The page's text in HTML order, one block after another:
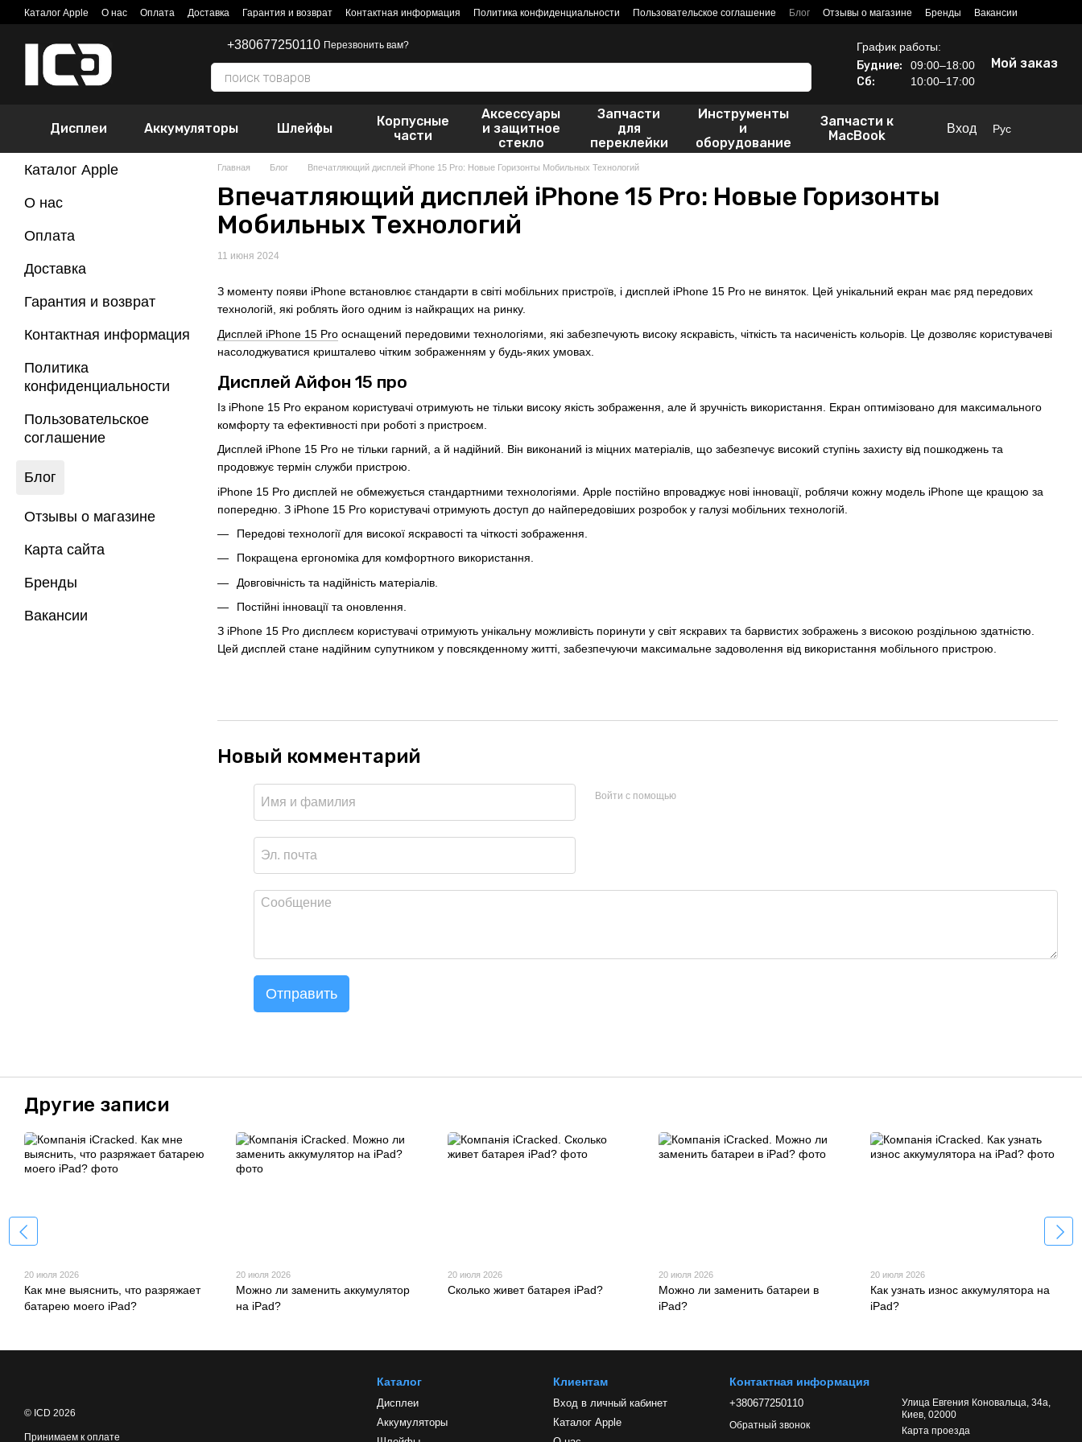
Перейти к основному контенту
Каталог Apple О нас Оплата Доставка Гарантия и возврат Контактная информация Политика конфиденциальности Пользовательское соглашение Блог Отзывы о магазине Бренды Вакансии
+380677250110 Перезвонить вам? График работы:
Будние: 09:00–18:00
Сб: 10:00–17:00
Мой заказ
Дисплеи Аккумуляторы Шлейфы
Корпусные
части
Аксессуары
и защитное
стекло
Запчасти
для
переклейки
Инструменты
и
оборудование
Запчасти к
MacBook
Вход Рус
Главная Блог Впечатляющий дисплей iPhone 15 Pro: Новые Горизонты Мобильных Технологий
Впечатляющий дисплей iPhone 15 Pro: Новые Горизонты
Мобильных Технологий
11 июня 2024
З моменту появи iPhone встановлює стандарти в світі мобільних пристроїв, і дисплей iPhone 15 Pro не виняток. Цей унікальний екран має ряд передових
технологій, які роблять його одним із найкращих на ринку.
Дисплей iPhone 15 Pro оснащений передовими технологіями, які забезпечують високу яскравість, чіткість та насиченість кольорів. Це дозволяє користувачеві
насолоджуватися кришталево чітким зображенням у будь-яких умовах.
Дисплей Айфон 15 про
Із iPhone 15 Pro екраном користувачі отримують не тільки високу якість зображення, але й зручність використання. Екран оптимізовано для максимального
комфорту та ефективності при роботі з пристроєм.
Дисплей iPhone 15 Pro не тільки гарний, а й надійний. Він виконаний із міцних матеріалів, що забезпечує високий ступінь захисту від пошкоджень та
продовжує термін служби пристрою.
iPhone 15 Pro дисплей не обмежується стандартними технологіями. Apple постійно впроваджує нові інновації, роблячи кожну модель iPhone ще кращою за
попередню. З iPhone 15 Pro користувачі отримують доступ до найпередовіших розробок у галузі мобільних технологій.
Передові технології для високої яскравості та чіткості зображення.
Покращена ергономіка для комфортного використання.
Довговічність та надійність матеріалів.
Постійні інновації та оновлення.
З iPhone 15 Pro дисплеєм користувачі отримують унікальну можливість поринути у світ яскравих та барвистих зображень з високою роздільною здатністю.
Цей дисплей стане надійним супутником у повсякденному житті, забезпечуючи максимальне задоволення від використання мобільного пристрою.
Новый комментарий
Войти с помощью
Отправить
Каталог Apple
О нас
Оплата
Доставка
Гарантия и возврат
Контактная информация
Политика
конфиденциальности
Пользовательское
соглашение
Блог
Отзывы о магазине
Карта сайта
Бренды
Вакансии
Другие записи
20 июля 2026
Как мне выяснить, что разряжает
батарею моего iPad?
20 июля 2026
Можно ли заменить аккумулятор
на iPad?
20 июля 2026
Сколько живет батарея iPad?
20 июля 2026
Можно ли заменить батареи в
iPad?
20 июля 2026
Как узнать износ аккумулятора на
iPad?
© ICD 2026
Принимаем к оплате
Каталог
Дисплеи
Аккумуляторы
Клиентам
Вход в личный кабинет
Каталог Apple
Контактная информация
+380677250110
Обратный звонок
Улица Евгения Коновальца, 34а,
Киев, 02000
Карта проезда